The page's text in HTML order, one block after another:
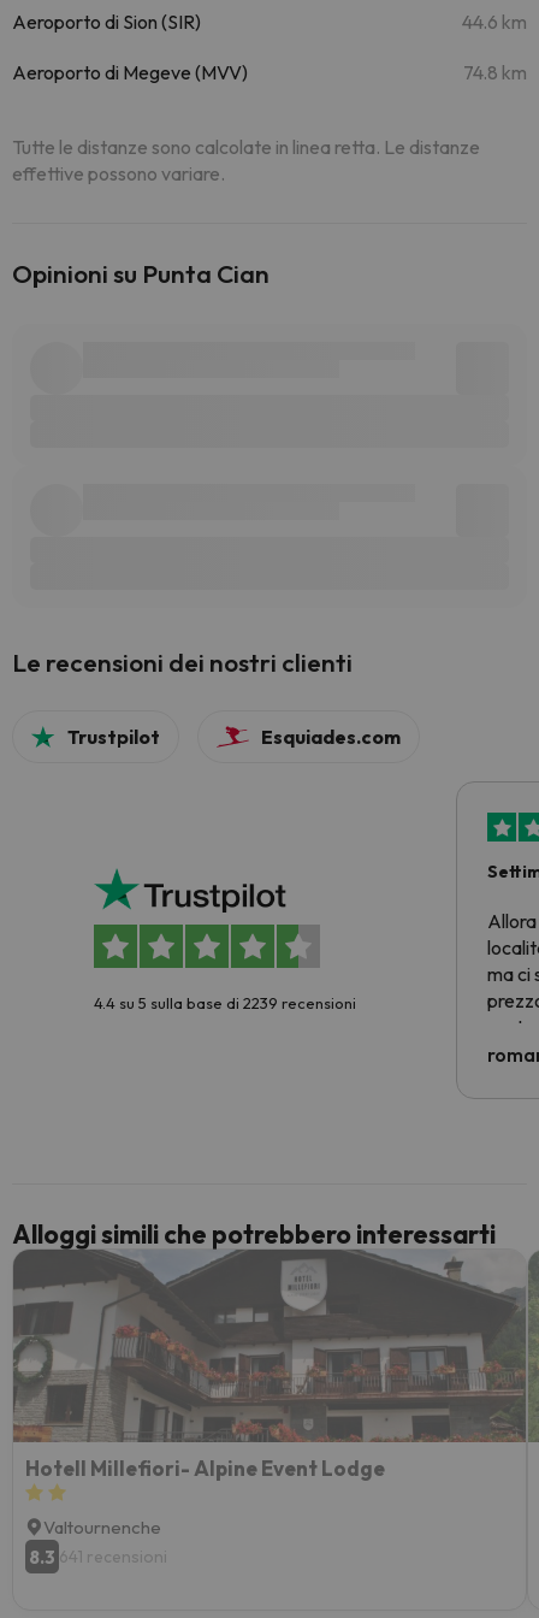
Aeroporto di Sion (SIR) 44.6 km
Aeroporto di Megeve (MVV) 74.8 km
Tutte le distanze sono calcolate in linea retta. Le distanze
effettive possono variare.
Opinioni su Punta Cian
Le recensioni dei nostri clienti
Trustpilot Esquiades.com
4.4 su 5 sulla base di 2239 recensioni
Allora
ma ci
Alloggi simili che potrebbero interessarti
Hotell Millefiori- Alpine Event Lodge
Valtournenche
8.3 641 recensioni